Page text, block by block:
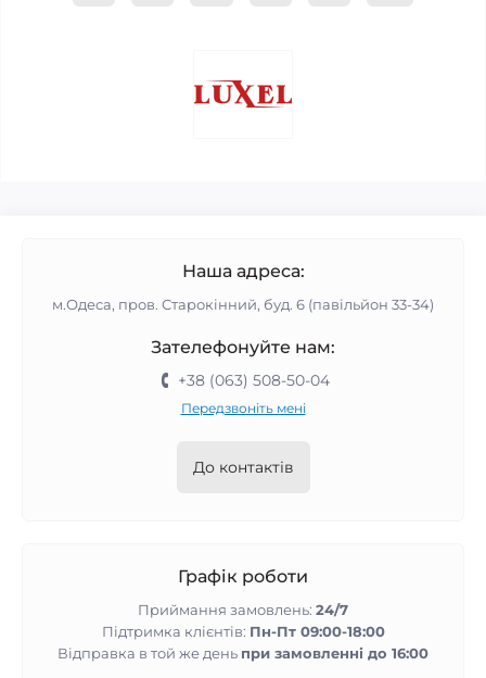
Наша адреса:
м.Одеса, пров. Старокінний, буд. 6 (павільйон 33-34)
Зателефонуйте нам:
+38 (063) 508-50-04
Передзвоніть мені
До контактів
Графік роботи
Приймання замовлень: 24/7
Підтримка клієнтів: Пн-Пт 09:00-18:00
Відправка в той же день при замовленні до 16:00